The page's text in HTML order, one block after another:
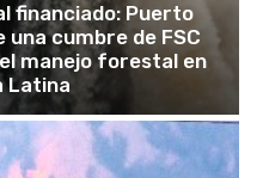
financiado: Puerto
una cumbre de FSC
manejo forestal en
Latina